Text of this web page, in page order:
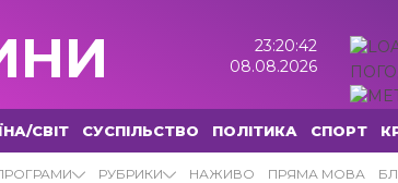
23:20:43
08.08.2026
СВІТ СУСПІЛЬСТВО ПОЛІТИКА СПОРТ
РУБРИКИ НАЖИВО ПРЯМА МОВА